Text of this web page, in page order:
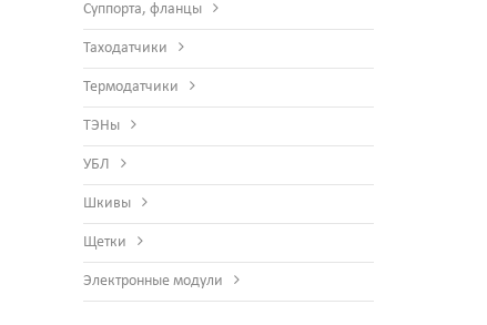
Суппорта, фланцы
Таходатчики
Термодатчики
ТЭНы
УБЛ
Шкивы
Щетки
Электронные модули